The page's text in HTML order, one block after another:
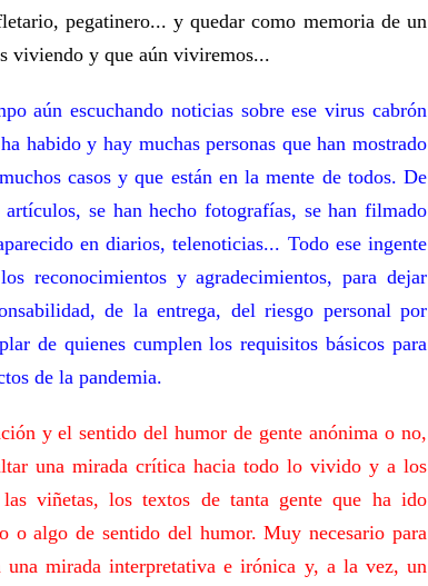
pegatinero... y quedar como memoria de un
viviendo y que aún viviremos...
aún escuchando noticias sobre ese virus cabrón
habido y hay muchas personas que han mostrado
casos y que están en la mente de todos. De
se han hecho fotografías, se han filmado
en diarios, telenoticias... Todo ese ingente
reconocimientos y agradecimientos, para dejar
de la entrega, del riesgo personal por
de quienes cumplen los requisitos básicos para
de la pandemia.
y el sentido del humor de gente anónima o no,
una mirada crítica hacia todo lo vivido y a los
viñetas, los textos de tanta gente que ha ido
o algo de sentido del humor. Muy necesario para
una mirada interpretativa e irónica y, a la vez, un